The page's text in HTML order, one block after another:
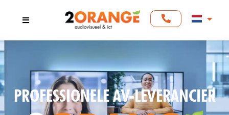
PROFESSIONELE AV-LEVERANCIER